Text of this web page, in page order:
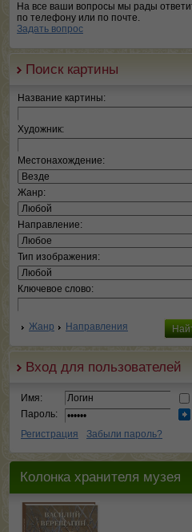
На все ваши вопросы мы рады
по телефону или по почте.
Задать вопрос
Поиск картины
Название картины:
Художник:
Местонахождение:
Жанр:
Направление:
Тип изображения:
Ключевое слово:
Жанр Направления
Вход для пользователей
Имя:
Пароль:
Регистрация
Забыли пароль?
Колонка хранителя музея